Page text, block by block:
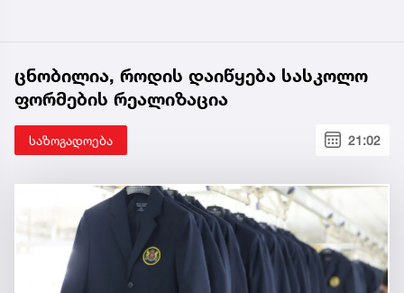
ცნობილია, როდის დაიწყება სასკოლო
ფორმების რეალიზაცია
საზოგადოება 21:02